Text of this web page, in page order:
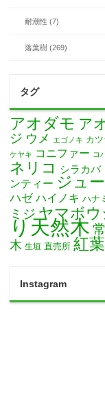
耐潮性 (7)
落葉樹 (269)
タグ
アオダモ ア
ジ ウメ エゴノキ カツ
ケヤキ コニファー コ
ネリコ
シラカバ
ンティー ジュ
ハゼ ハイノキ ハナ
ミジ ヤマボウ
り天然木
木 生垣 直売所 紅葉
Instagram